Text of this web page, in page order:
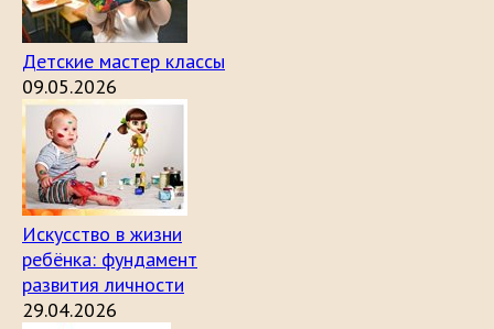
Детские мастер классы
09.05.2026
Искусство в жизни
ребёнка: фундамент
развития личности
29.04.2026